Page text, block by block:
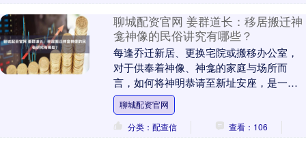
聊城配资官网 姜群道长：移居搬迁神
龛神像的民俗讲究有哪些？
每逢乔迁新居、更换宅院或搬移办公室，
对于供奉着神像、神龛的家庭与场所而
言，如何将神明恭请至新址安座，是一件
颇为紧要的大事。 古人云：“敬神如神
在。”又言：“君子....
聊城配资官网
分类：配查信
查看：106